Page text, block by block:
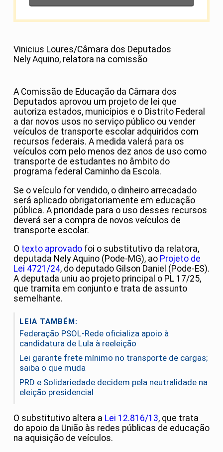
Vinicius Loures/Câmara dos Deputados
Nely Aquino, relatora na comissão
A Comissão de Educação da Câmara dos
Deputados aprovou um projeto de lei que
autoriza estados, municípios e o Distrito Federal
a dar novos usos no serviço público ou vender
veículos de transporte escolar adquiridos com
recursos federais. A medida valerá para os
veículos com pelo menos dez anos de uso como
transporte de estudantes no âmbito do
programa federal Caminho da Escola.
Se o veículo for vendido, o dinheiro arrecadado
será aplicado obrigatoriamente em educação
pública. A prioridade para o uso desses recursos
deverá ser a compra de novos veículos de
transporte escolar.
O texto aprovado foi o substitutivo da relatora,
deputada Nely Aquino (Pode-MG), ao Projeto de
Lei 4721/24, do deputado Gilson Daniel (Pode-ES).
A deputada uniu ao projeto principal o PL 17/25,
que tramita em conjunto e trata de assunto
semelhante.
LEIA TAMBÉM:
Federação PSOL-Rede oficializa apoio à
candidatura de Lula à reeleição
Lei garante frete mínimo no transporte de cargas;
saiba o que muda
PRD e Solidariedade decidem pela neutralidade na
eleição presidencial
O substitutivo altera a Lei 12.816/13, que trata
do apoio da União às redes públicas de educação
na aquisição de veículos.